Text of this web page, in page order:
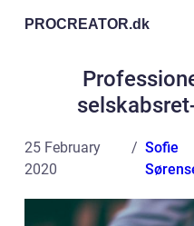
PROCREATOR.dk
25 February
2020
Sofie